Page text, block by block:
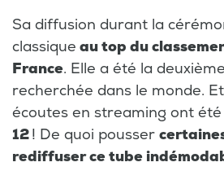
Sa diffusion durant la
classique au top du
France. Elle a été la
recherchée dans le monde.
écoutes en streaming ont été
12! De quoi pousser
rediffuser ce tube